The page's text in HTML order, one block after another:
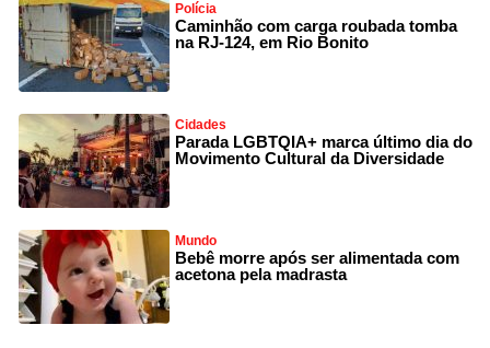
Polícia
Caminhão com carga roubada tomba
na RJ-124, em Rio Bonito
Cidades
Parada LGBTQIA+ marca último dia do
Movimento Cultural da Diversidade
Mundo
Bebê morre após ser alimentada com
acetona pela madrasta